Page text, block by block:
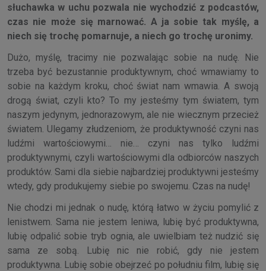
słuchawka w uchu pozwala nie wychodzić z podcastów,
czas nie może się marnować. A ja sobie tak myślę, a
niech się trochę pomarnuje, a niech go trochę uronimy.
Dużo, myślę, tracimy nie pozwalając sobie na nudę. Nie
trzeba być bezustannie produktywnym, choć wmawiamy to
sobie na każdym kroku, choć świat nam wmawia. A swoją
drogą świat, czyli kto? To my jesteśmy tym światem, tym
naszym jedynym, jednorazowym, ale nie wiecznym przecież
światem. Ulegamy złudzeniom, że produktywność czyni nas
ludźmi wartościowymi… nie… czyni nas tylko ludźmi
produktywnymi, czyli wartościowymi dla odbiorców naszych
produktów. Sami dla siebie najbardziej produktywni jesteśmy
wtedy, gdy produkujemy siebie po swojemu. Czas na nudę!
Nie chodzi mi jednak o nudę, którą łatwo w życiu pomylić z
lenistwem. Sama nie jestem leniwa, lubię być produktywna,
lubię odpalić sobie tryb ognia, ale uwielbiam też nudzić się
sama ze sobą. Lubię nic nie robić, gdy nie jestem
produktywna. Lubię sobie obejrzeć po południu film, lubię się